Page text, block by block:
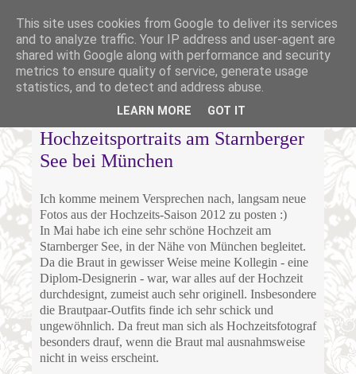
MITTWOCH, 25. JULI 2012
Hochzeitsportraits am Starnberger
See bei München
Ich komme meinem Versprechen nach, langsam neue
Fotos aus der Hochzeits-Saison 2012 zu posten :)
In Mai habe ich eine sehr schöne Hochzeit am
Starnberger See, in der Nähe von München begleitet.
Da die Braut in gewisser Weise meine Kollegin - eine
Diplom-Designerin - war, war alles auf der Hochzeit
durchdesignt, zumeist auch sehr originell. Insbesondere
die Brautpaar-Outfits finde ich sehr schick und
ungewöhnlich. Da freut man sich als Hochzeitsfotograf
besonders drauf, wenn die Braut mal ausnahmsweise
nicht in weiss erscheint.
This site uses cookies from Google to deliver its services
and to analyze traffic. Your IP address and user-agent are
shared with Google along with performance and security
metrics to ensure quality of service, generate usage
statistics, and to detect and address abuse.
LEARN MORE GOT IT